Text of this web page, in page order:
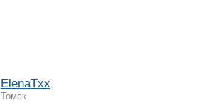
ElenaTxx
Томск